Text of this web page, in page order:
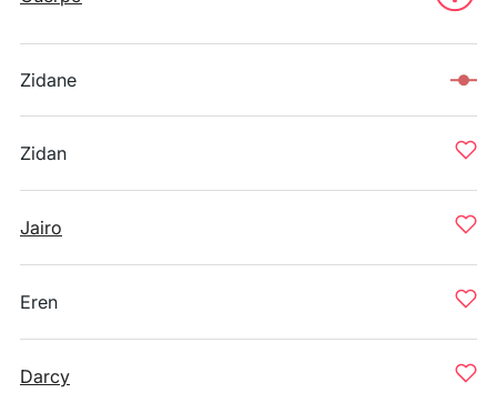
Zidane
Zidan
Jairo
Eren
Darcy